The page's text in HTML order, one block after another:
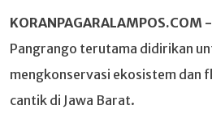
KORANPAGARALAMPOS.COM -
Pangrango terutama didirikan
mengkonservasi ekosistem dan
cantik di Jawa Barat.